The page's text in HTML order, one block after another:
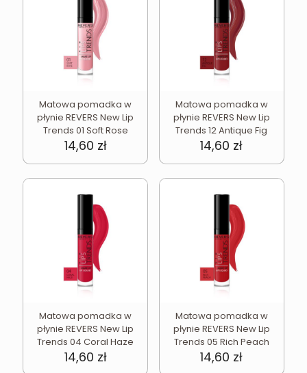
Matowa pomadka w
płynie REVERS New Lip
Trends 01 Soft Rose
14,60 zł
Matowa pomadka w
płynie REVERS New Lip
Trends 12 Antique Fig
14,60 zł
Matowa pomadka w
płynie REVERS New Lip
Trends 04 Coral Haze
14,60 zł
Matowa pomadka w
płynie REVERS New Lip
Trends 05 Rich Peach
14,60 zł